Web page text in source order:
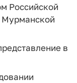
Российской
Мурманской
в